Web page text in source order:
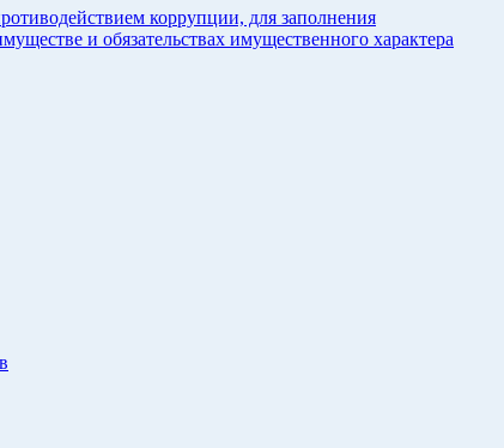
коррупции, для заполнения
и обязательствах имущественного характера